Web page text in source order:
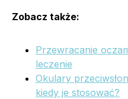
Zobacz także:
Przewracanie
leczenie
Okulary
kiedy je stosować?